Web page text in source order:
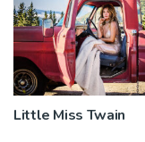
Little Miss Twain